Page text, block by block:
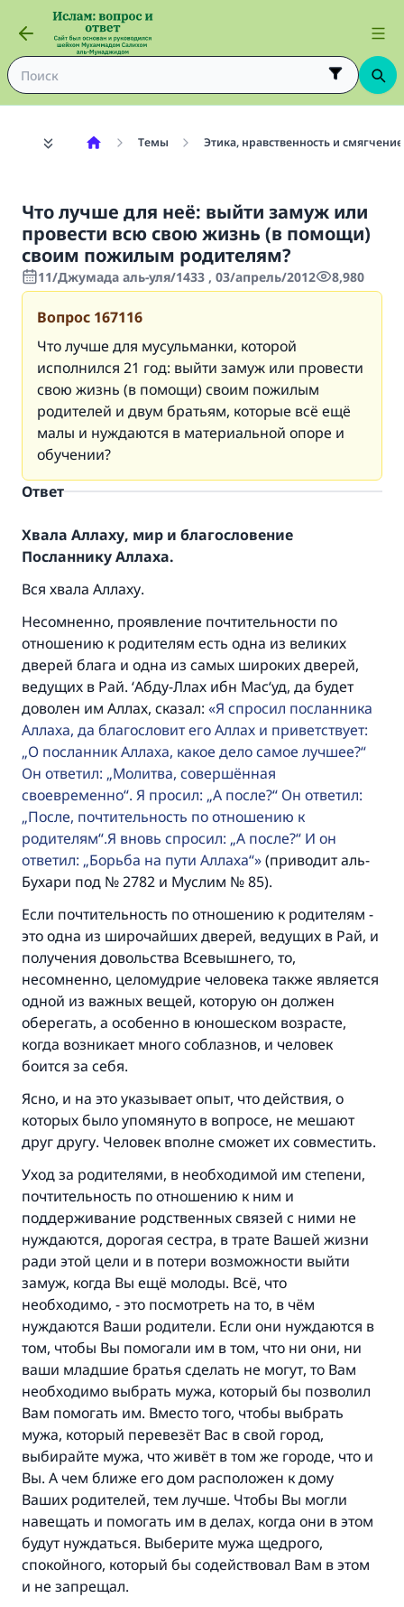
Темы Этика, нравственность и
Что лучше для неё: выйти замуж или
провести всю свою жизнь (в помощи)
своим пожилым родителям?
11/Джумада аль-уля/1433 , 03/апрель/2012 8,980
Вопрос 167116
Что лучше для мусульманки, которой
исполнился 21 год: выйти замуж или провести
свою жизнь (в помощи) своим пожилым
родителей и двум братьям, которые всё ещё
малы и нуждаются в материальной опоре и
обучении?
Ответ
Хвала Аллаху, мир и благословение
Посланнику Аллаха.
Вся хвала Аллаху.
Несомненно, проявление почтительности по
отношению к родителям есть одна из великих
дверей блага и одна из самых широких дверей,
ведущих в Рай. ‘Абду-Ллах ибн Мас‘уд, да будет
доволен им Аллах, сказал: Я спросил посланника
Аллаха, да благословит его Аллах и приветствует:
„О посланник Аллаха, какое дело самое лучшее?“
Он ответил: „Молитва, совершённая
своевременно“. Я просил: „А после?“ Он ответил:
„После, почтительность по отношению к
родителям“.Я вновь спросил: „А после?“ И он
ответил: „Борьба на пути Аллаха“ (приводит аль-
Бухари под № 2782 и Муслим № 85).
Если почтительность по отношению к родителям -
это одна из широчайших дверей, ведущих в Рай, и
получения довольства Всевышнего, то,
несомненно, целомудрие человека также является
одной из важных вещей, которую он должен
оберегать, а особенно в юношеском возрасте,
когда возникает много соблазнов, и человек
боится за себя.
Ясно, и на это указывает опыт, что действия, о
которых было упомянуто в вопросе, не мешают
друг другу. Человек вполне сможет их совместить.
Уход за родителями, в необходимой им степени,
почтительность по отношению к ним и
поддерживание родственных связей с ними не
нуждаются, дорогая сестра, в трате Вашей жизни
ради этой цели и в потери возможности выйти
замуж, когда Вы ещё молоды. Всё, что
необходимо, - это посмотреть на то, в чём
нуждаются Ваши родители. Если они нуждаются в
том, чтобы Вы помогали им в том, что ни они, ни
ваши младшие братья сделать не могут, то Вам
необходимо выбрать мужа, который бы позволил
Вам помогать им. Вместо того, чтобы выбрать
мужа, который перевезёт Вас в свой город,
выбирайте мужа, что живёт в том же городе, что и
Вы. А чем ближе его дом расположен к дому
Ваших родителей, тем лучше. Чтобы Вы могли
навещать и помогать им в делах, когда они в этом
будут нуждаться. Выберите мужа щедрого,
спокойного, который бы содействовал Вам в этом
и не запрещал.
Ответ № 110845 помог сохранить
брак.
Помогите нам предоставить ответы Умме